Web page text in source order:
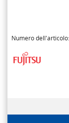
Numero dell'articolo: